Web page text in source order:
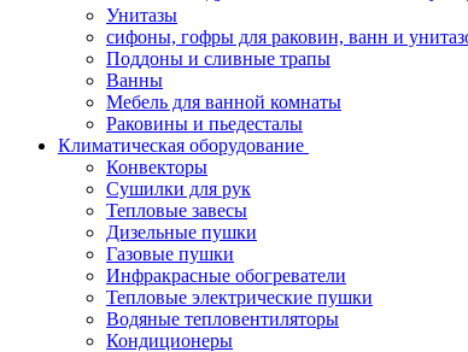
Унитазы
сифоны, гофры для раковин, ванн и
Поддоны и сливные трапы
Ванны
Мебель для ванной комнаты
Раковины и пьедесталы
Климатическая оборудование
Конвекторы
Сушилки для рук
Тепловые завесы
Дизельные пушки
Газовые пушки
Инфракрасные обогреватели
Тепловые электрические пушки
Водяные тепловентиляторы
Кондиционеры